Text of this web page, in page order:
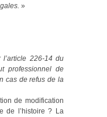
»
l’article 226-14 du
professionnel de
cas de refus de la
de modification
de l’histoire ? La